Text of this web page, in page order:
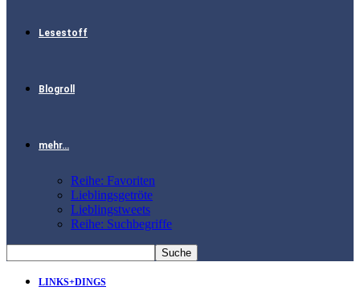
Lesestoff
Blogroll
mehr…
Reihe: Favoriten
Lieblingsgetröte
Lieblingstweets
Reihe: Suchbegriffe
LINKS+DINGS